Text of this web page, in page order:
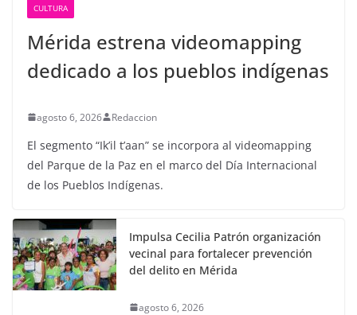
CULTURA
Mérida estrena videomapping
dedicado a los pueblos indígenas
agosto 6, 2026 Redaccion
El segmento “Ik’il t’aan” se incorpora al videomapping
del Parque de la Paz en el marco del Día Internacional
de los Pueblos Indígenas.
Impulsa Cecilia Patrón organización
vecinal para fortalecer prevención
del delito en Mérida
agosto 6, 2026